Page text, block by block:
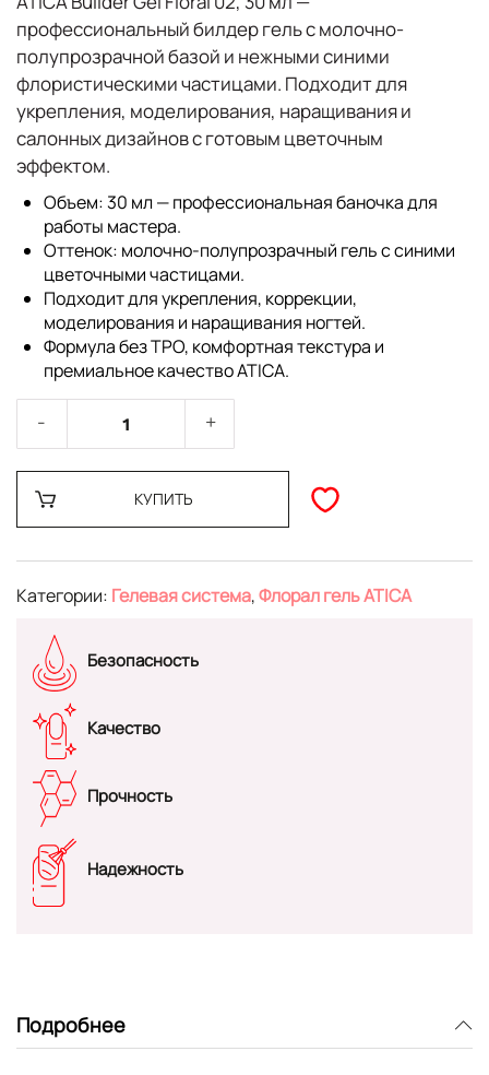
профессиональный билдер гель с молочно-
полупрозрачной базой и нежными синими
флористическими частицами. Подходит для
укрепления, моделирования, наращивания и
салонных дизайнов с готовым цветочным
эффектом.
Объем: 30 мл — профессиональная баночка для
работы мастера.
Оттенок: молочно-полупрозрачный гель с синими
цветочными частицами.
Подходит для укрепления, коррекции,
моделирования и наращивания ногтей.
Формула без TPO, комфортная текстура и
премиальное качество ATICA.
КУПИТЬ
Категории: Гелевая система,Флорал гель ATICA
Безопасность
Качество
Прочность
Надежность
Подробнее